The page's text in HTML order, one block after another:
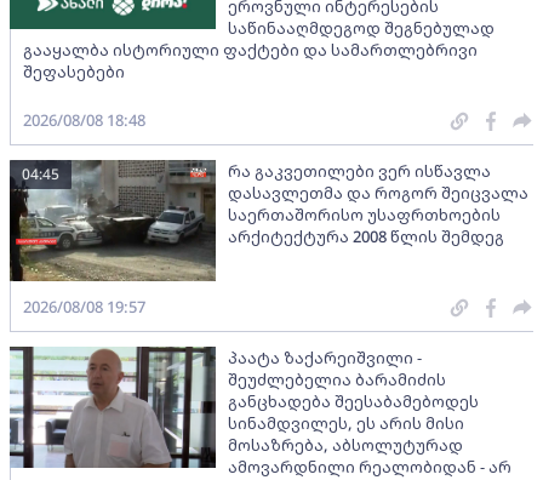
ეროვნული ინტერესების
საწინააღმდეგოდ შეგნებულად
გააყალბა ისტორიული ფაქტები და სამართლებრივი
შეფასებები
2026/08/08 18:48
რა გაკვეთილები ვერ ისწავლა
დასავლეთმა და როგორ შეიცვალა
საერთაშორისო უსაფრთხოების
არქიტექტურა 2008 წლის შემდეგ
04:45
2026/08/08 19:57
პაატა ზაქარეიშვილი -
შეუძლებელია ბარამიძის
განცხადება შეესაბამებოდეს
სინამდვილეს, ეს არის მისი
მოსაზრება, აბსოლუტურად
ამოვარდნილი რეალობიდან - არ